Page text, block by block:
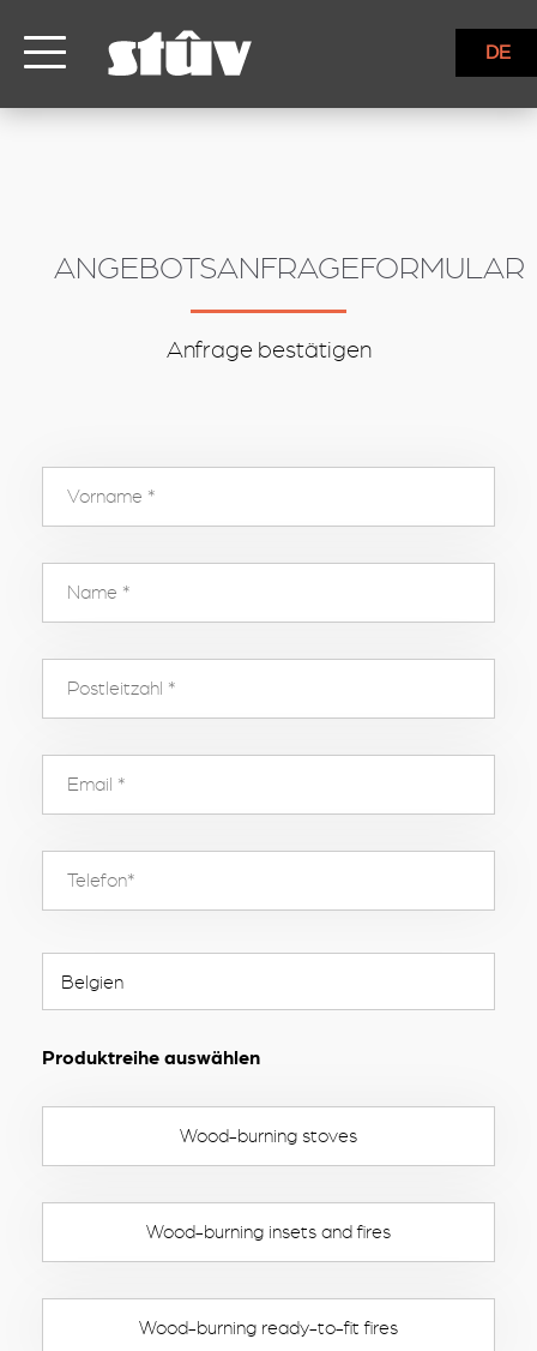
DE
ANGEBOTSANFRAGEFORMULAR
Anfrage bestätigen
Produktreihe auswählen
Wood-burning stoves
Wood-burning insets and fires
Wood-burning ready-to-fit fires